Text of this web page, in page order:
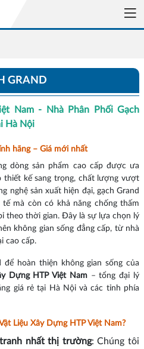
GRAND
Nam - Nhà Phân Phối Gạch
Hà Nội
hãng – Giá mới nhất
dòng sản phẩm cao cấp được ưa
kế sang trọng, chất lượng vượt
nghệ sản xuất hiện đại, gạch Grand
mà còn có khả năng chống thấm
theo thời gian. Đây là sự lựa chọn lý
không gian sống đẳng cấp, từ nhà
cao cấp.
để hoàn thiện không gian sống của
Dựng HTP Việt Nam– tổng đại lý
giá rẻ tại Hà Nội và các tỉnh phía
Liệu Xây Dựng HTP Việt Nam?
nhất thị trường: Chúng tôi